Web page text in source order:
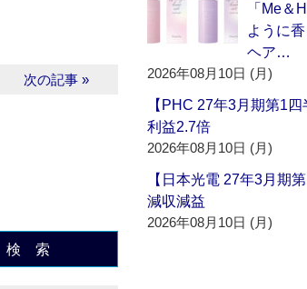
次の記事 »
検 索
「Me＆
ように
ヘア…
2026年08月10日 (月)
【PHC 27年3月期第1
利益2.7倍
2026年08月10日 (月)
【日本光電 27年3月期
減収減益
2026年08月10日 (月)